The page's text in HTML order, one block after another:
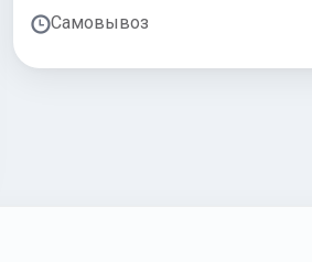
Самовывоз